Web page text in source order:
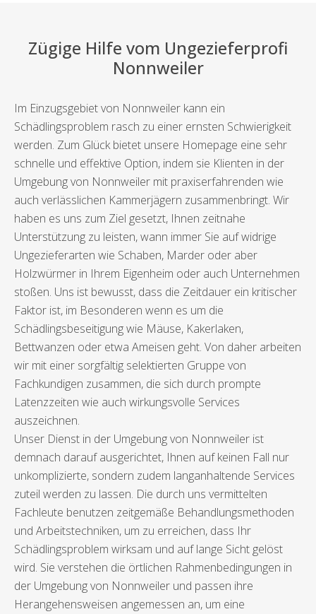
Zügige Hilfe vom Ungezieferprofi
Nonnweiler
Im Einzugsgebiet von Nonnweiler kann ein
Schädlingsproblem rasch zu einer ernsten Schwierigkeit
werden. Zum Glück bietet unsere Homepage eine sehr
schnelle und effektive Option, indem sie Klienten in der
Umgebung von Nonnweiler mit praxiserfahrenden wie
auch verlässlichen Kammerjägern zusammenbringt. Wir
haben es uns zum Ziel gesetzt, Ihnen zeitnahe
Unterstützung zu leisten, wann immer Sie auf widrige
Ungezieferarten wie Schaben, Marder oder aber
Holzwürmer in Ihrem Eigenheim oder auch Unternehmen
stoßen. Uns ist bewusst, dass die Zeitdauer ein kritischer
Faktor ist, im Besonderen wenn es um die
Schädlingsbeseitigung wie Mäuse, Kakerlaken,
Bettwanzen oder etwa Ameisen geht. Von daher arbeiten
wir mit einer sorgfältig selektierten Gruppe von
Fachkundigen zusammen, die sich durch prompte
Latenzzeiten wie auch wirkungsvolle Services
auszeichnen.
Unser Dienst in der Umgebung von Nonnweiler ist
demnach darauf ausgerichtet, Ihnen auf keinen Fall nur
unkomplizierte, sondern zudem langanhaltende Services
zuteil werden zu lassen. Die durch uns vermittelten
Fachleute benutzen zeitgemäße Behandlungsmethoden
und Arbeitstechniken, um zu erreichen, dass Ihr
Schädlingsproblem wirksam und auf lange Sicht gelöst
wird. Sie verstehen die örtlichen Rahmenbedingungen in
der Umgebung von Nonnweiler und passen ihre
Herangehensweisen angemessen an, um eine